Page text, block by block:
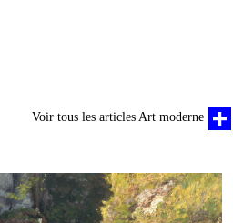
Voir tous les articles Art moderne